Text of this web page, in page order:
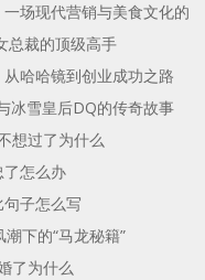
场现代营销与美食文化的
总裁的顶级高手
哈哈镜到创业成功之路
冰雪皇后DQ的传奇故事
想过了为什么
怎么办
子怎么写
下的“马龙秘籍”
了为什么